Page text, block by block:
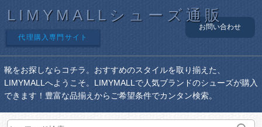
LIMYMALLシューズ通販
代理購入専門サイト
お問い合わせ
靴をお探しならコチラ。おすすめのスタイルを取り揃えた、
LIMYMALLへようこそ。LIMYMALLで人気ブランドのシューズが購入
できます！豊富な品揃えからご希望条件でカンタン検索。